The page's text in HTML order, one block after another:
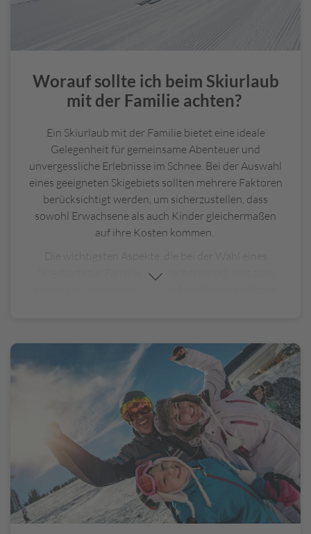
Worauf sollte ich beim Skiurlaub
mit der Familie achten?
Ein Skiurlaub mit der Familie bietet eine ideale
Gelegenheit für gemeinsame Abenteuer und
unvergessliche Erlebnisse im Schnee. Bei der Auswahl
eines geeigneten Skigebiets sollten mehrere Faktoren
berücksichtigt werden, um sicherzustellen, dass
sowohl Erwachsene als auch Kinder gleichermaßen
auf ihre Kosten kommen.
Die wichtigsten Aspekte, die bei der Wahl eines
Skigebiets für Familien zu beachten sind, sind zum
Kinderbetreuungseinrichtungen und Spielplätze
im
Schnee verfügen. Auch die Unterkünfte und die
Infrastruktur sollte passend sein. Achten Sie darauf,
dass das Skigebiet eine Vielzahl von
Unterkunftsmöglichkeiten bietet, die den
Bedürfnissen von Familien gerecht werden. Neben
dem Skifahren sollten Familien die Möglichkeit haben,
verschiedene Aktivitäten abseits der Piste zu
genießen, wieRodeln, Eislaufen, Winterwanderungen,
Schneeschuhwandernund möglicherweise sogar
Indoor-Unterhaltungsmöglichkeiten für schlechtes